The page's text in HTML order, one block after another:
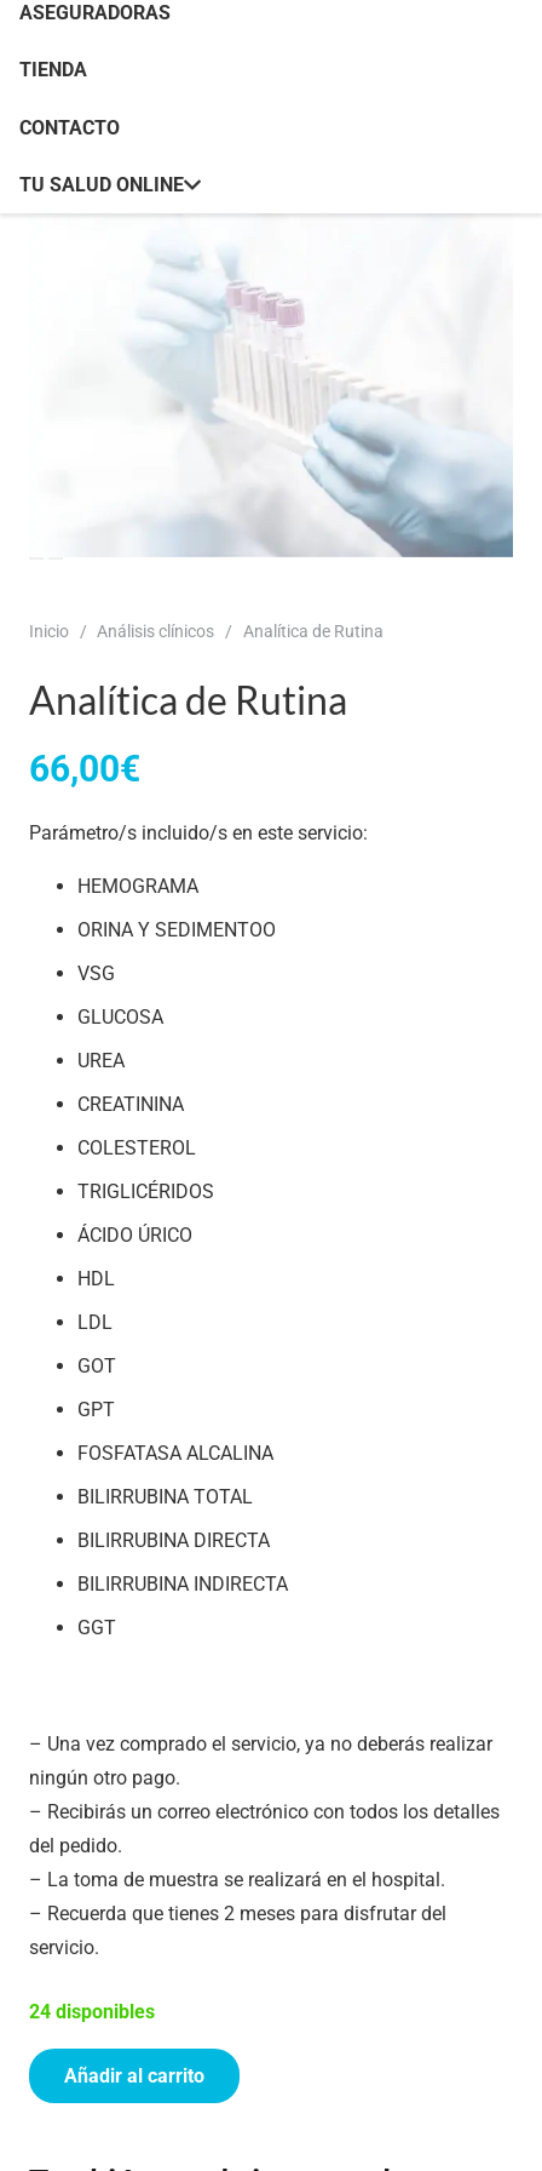
ASEGURADORAS
TIENDA
CONTACTO
TU SALUD ONLINE
Inicio / Análisis clínicos / Analítica de Rutina
Analítica de Rutina
66,00€
Parámetro/s incluido/s en este servicio:
HEMOGRAMA
ORINA Y SEDIMENTOO
VSG
GLUCOSA
UREA
CREATININA
COLESTEROL
TRIGLICÉRIDOS
ÁCIDO ÚRICO
HDL
LDL
GOT
GPT
FOSFATASA ALCALINA
BILIRRUBINA TOTAL
BILIRRUBINA DIRECTA
BILIRRUBINA INDIRECTA
GGT
– Una vez comprado el servicio, ya no deberás realizar
ningún otro pago.
– Recibirás un correo electrónico con todos los detalles
del pedido.
– La toma de muestra se realizará en el hospital.
– Recuerda que tienes 2 meses para disfrutar del
servicio.
24 disponibles
Analítica
Añadir al carrito